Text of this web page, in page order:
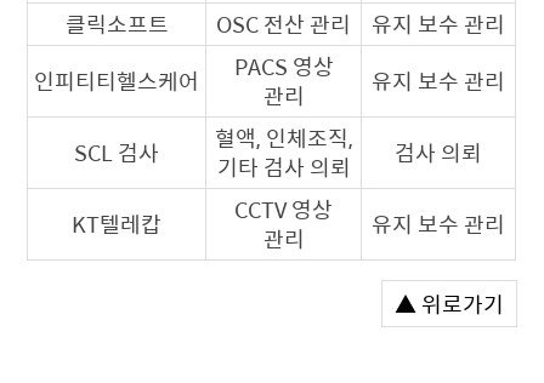
클릭소프트
OSC 전산 관리
유지 보수 관리
인피티티헬스케어
PACS 영상
관리
유지 보수 관리
SCL 검사
혈액, 인체조직,
기타 검사 의뢰
검사 의뢰
KT텔레캅
CCTV 영상
관리
유지 보수 관리
▲ 위로가기